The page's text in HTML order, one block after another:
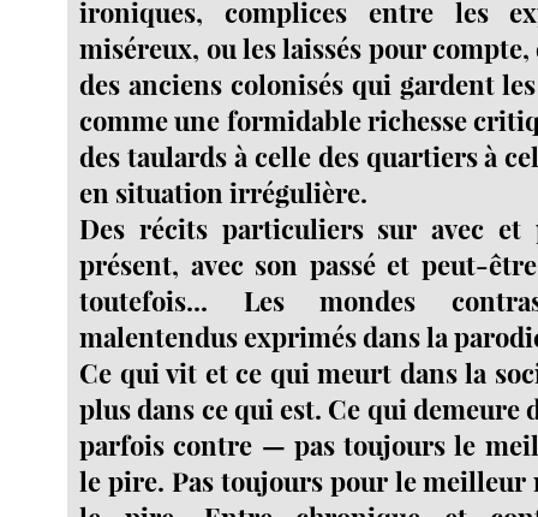
ironiques, complices entre les
miséreux, ou les laissés pour compte,
des anciens colonisés qui gardent
comme une formidable richesse
des taulards à celle des quartiers à
en situation irrégulière.
Des récits particuliers sur avec et
présent, avec son passé et peut-
toutefois... Les mondes
malentendus exprimés dans la
Ce qui vit et ce qui meurt dans la
plus dans ce qui est. Ce qui demeure
parfois contre — pas toujours le
le pire. Pas toujours pour le